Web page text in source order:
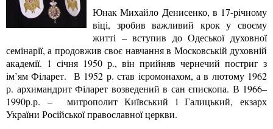
Юнак Михайло Денисенко, в 17-річному
віці, зробив важливий крок у своєму
житті – вступив до Одеської духовної
семінарії, а продовжив своє навчання в Московській духовній
академії. 1 січня 1950 р., він прийняв чернечий постриг з
ім’ям Філарет. В 1952 р. став ієромонахом, а в лютому 1962
р. архимандрит Філарет возведений в сан єпископа. В 1966–
1990р.р. – митрополит Київський і Галицький, екзарх
України Російської православної церкви.